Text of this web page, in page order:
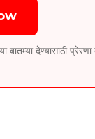
देण्यासाठी प्रेरणा